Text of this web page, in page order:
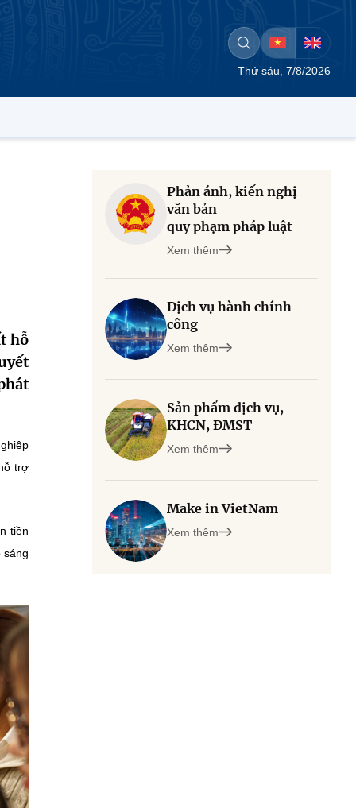
Thứ sáu, 7/8/2026
hỗ
trợ
tiền
sáng
Phản ánh, kiến nghị
văn bản
quy phạm pháp luật
Xem thêm
Dịch vụ hành chính
công
Xem thêm
Sản phẩm dịch vụ,
KHCN, ĐMST
Xem thêm
Make in VietNam
Xem thêm